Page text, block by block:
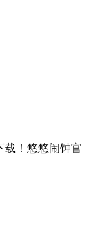
载！悠悠闹钟官